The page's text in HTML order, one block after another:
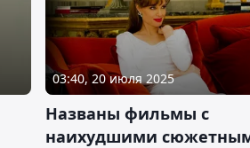
03:40, 20 июля 2025
Названы фильмы с
наихудшими